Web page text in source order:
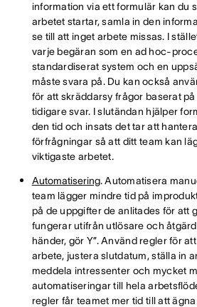
information via ett formulär kan du
arbetet startar, samla in den
se till att inget arbete missas. I
varje begäran som en ad hoc-
standardiserat system och en
måste svara på. Du kan också
för att skräddarsy frågor baserat
tidigare svar. I slutändan hjälper
den tid och insats det tar att
förfrågningar så att ditt team kan
viktigaste arbetet.
Automatisering. Automatisera
team lägger mindre tid på
på de uppgifter de anlitades för att
fungerar utifrån utlösare och
händer, gör Y”. Använd regler för
arbete, justera slutdatum, ställa in
meddela intressenter och mycket
automatiseringar till hela
regler får teamet mer tid till att